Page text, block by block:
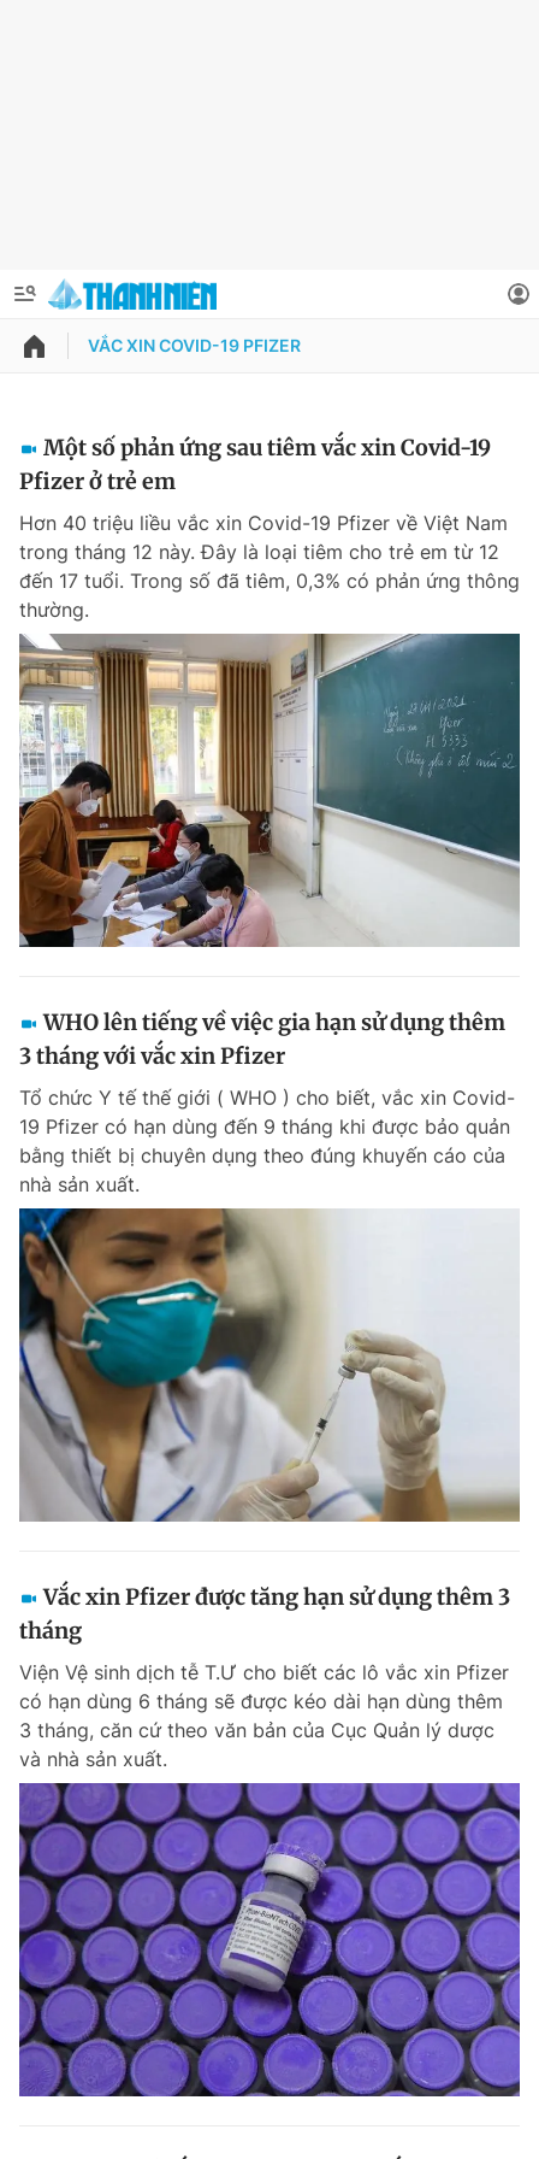
QUẢNG CÁO
Chuyên mục khác
Chào ngày mới
Tin thị trường Tin 360
Video Magazine
Sản phẩm khác
Tiện ích Bạn cần biết
Đọc Thanh Niên trên điện thoại
Theo dõi báo trên
Hotline
0906 645 777
Liên hệ quảng cáo
0908 780 404
Đặt báo Quảng cáo Tòa soạn Chính sách bảo
Tổng biên tập: Nguyễn Ngọc Toàn
Phó tổng biên tập: Trần Việt Hưng
Tổng thư ký tòa soạn: Đức Trung
Giấy phép xuất bản số 110/GP - BTTTT cấp ngày 24.3.2020
© 2003-2026 Bản quyền thuộc về Báo Thanh Niên. Cấm sao chép
dưới mọi hình thức nếu không có sự chấp thuận bằng văn bản.
Phát triển bởi ePi Technologies, JSC.
Thông tin tài khoản
Đổi mật khẩu
Tin đã lưu
Tin đã xem
Đăng xuất
VẮC XIN COVID-19 PFIZER
Một số phản ứng sau tiêm vắc xin Covid-19
Pfizer ở trẻ em
Hơn 40 triệu liều vắc xin Covid-19 Pfizer về Việt Nam
trong tháng 12 này. Đây là loại tiêm cho trẻ em từ 12
đến 17 tuổi. Trong số đã tiêm, 0,3% có phản ứng thông
thường.
WHO lên tiếng về việc gia hạn sử dụng thêm
3 tháng với vắc xin Pfizer
Tổ chức Y tế thế giới ( WHO ) cho biết, vắc xin Covid-
19 Pfizer có hạn dùng đến 9 tháng khi được bảo quản
bằng thiết bị chuyên dụng theo đúng khuyến cáo của
nhà sản xuất.
Vắc xin Pfizer được tăng hạn sử dụng thêm 3
tháng
Viện Vệ sinh dịch tễ T.Ư cho biết các lô vắc xin Pfizer
có hạn dùng 6 tháng sẽ được kéo dài hạn dùng thêm
3 tháng, căn cứ theo văn bản của Cục Quản lý dược
và nhà sản xuất.